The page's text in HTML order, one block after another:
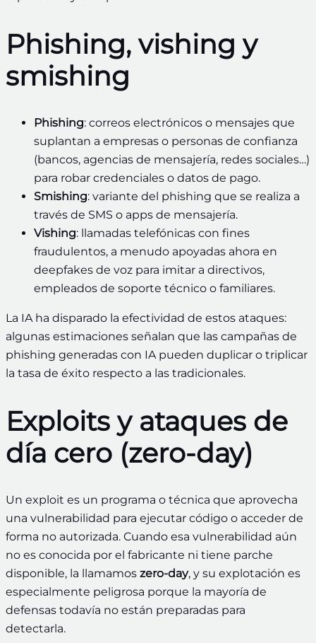
Phishing, vishing y
smishing
Phishing: correos electrónicos o mensajes que
suplantan a empresas o personas de confianza
(bancos, agencias de mensajería, redes sociales…)
para robar credenciales o datos de pago.
Smishing: variante del phishing que se realiza a
través de SMS o apps de mensajería.
Vishing: llamadas telefónicas con fines
fraudulentos, a menudo apoyadas ahora en
deepfakes de voz para imitar a directivos,
empleados de soporte técnico o familiares.
La IA ha disparado la efectividad de estos ataques:
algunas estimaciones señalan que las campañas de
phishing generadas con IA pueden duplicar o triplicar
la tasa de éxito respecto a las tradicionales.
Exploits y ataques de
día cero (zero‑day)
Un exploit es un programa o técnica que aprovecha
una vulnerabilidad para ejecutar código o acceder de
forma no autorizada. Cuando esa vulnerabilidad aún
no es conocida por el fabricante ni tiene parche
disponible, la llamamos zero‑day, y su explotación es
especialmente peligrosa porque la mayoría de
defensas todavía no están preparadas para
detectarla.